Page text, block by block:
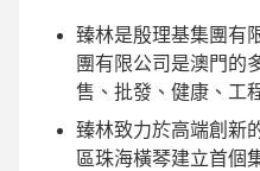
臻林是殷理基集團有
團有限公司是澳門的
售、批發、健康、工
臻林致力於高端創新
區珠海橫琴建立首個